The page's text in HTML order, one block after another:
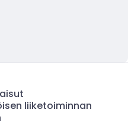
liiketoiminnan